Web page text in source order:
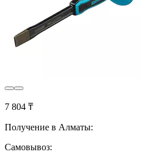
7 804 ₸
Получение в Алматы:
Самовывоз: